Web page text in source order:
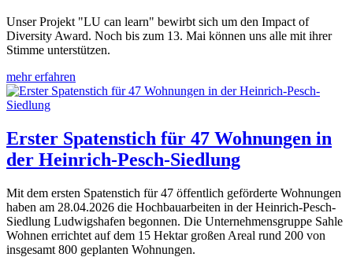
Unser Projekt "LU can learn" bewirbt sich um den Impact of
Diversity Award. Noch bis zum 13. Mai können uns alle mit ihrer
Stimme unterstützen.
mehr erfahren
Erster Spatenstich für 47 Wohnungen in
der Heinrich-Pesch-Siedlung
Mit dem ersten Spatenstich für 47 öffentlich geförderte Wohnungen
haben am 28.04.2026 die Hochbauarbeiten in der Heinrich-Pesch-
Siedlung Ludwigshafen begonnen. Die Unternehmensgruppe Sahle
Wohnen errichtet auf dem 15 Hektar großen Areal rund 200 von
insgesamt 800 geplanten Wohnungen.